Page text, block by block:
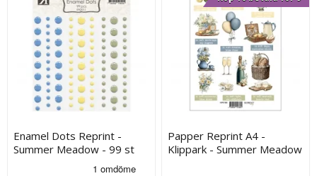
Enamel Dots Reprint -
Summer Meadow - 99 st
Papper Reprint A4 -
Klippark - Summer Meadow